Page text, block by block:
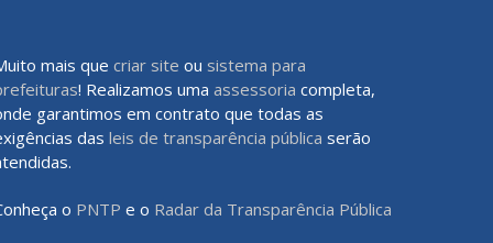
mais que criar site ou sistema para
! Realizamos uma assessoria completa,
garantimos em contrato que todas as
das leis de transparência pública serão
o PNTP e o Radar da Transparência Pública